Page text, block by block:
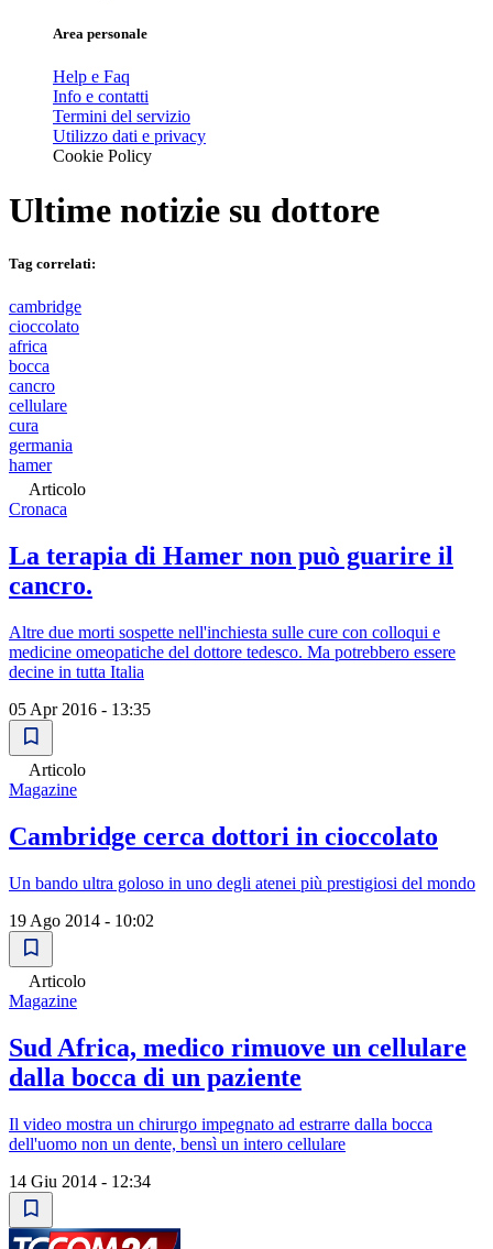
Area personale
Help e Faq
Info e contatti
Termini del servizio
Utilizzo dati e privacy
Cookie Policy
Ultime notizie su dottore
Tag correlati:
cambridge
cioccolato
africa
bocca
cancro
cellulare
cura
germania
hamer
Articolo
Cronaca
La terapia di Hamer non può guarire il
cancro.
Altre due morti sospette nell'inchiesta sulle cure con colloqui e
medicine omeopatiche del dottore tedesco. Ma potrebbero essere
decine in tutta Italia
05 Apr 2016 - 13:35
Articolo
Magazine
Cambridge cerca dottori in cioccolato
Un bando ultra goloso in uno degli atenei più prestigiosi del mondo
19 Ago 2014 - 10:02
Articolo
Magazine
Sud Africa, medico rimuove un cellulare
dalla bocca di un paziente
Il video mostra un chirurgo impegnato ad estrarre dalla bocca
dell'uomo non un dente, bensì un intero cellulare
14 Giu 2014 - 12:34